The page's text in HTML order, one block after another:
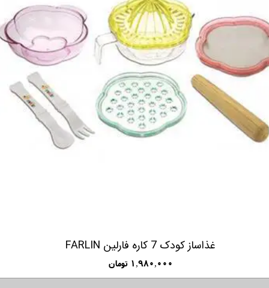
غذاساز کودک 7 کاره فارلین FARLIN
۱,۹۸۰,۰۰۰ تومان